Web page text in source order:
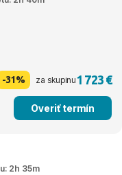
-31% za skupinu1 723 €
Overiť termín
2h 35m